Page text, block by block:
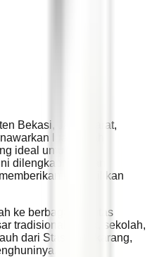
Bekasi, Jawa Barat,
luas tanah
ideal untuk
dilengkapi dengan
kepemilikan
ke berbagai fasilitas
tradisional, klinik, sekolah,
dari Stasiun Cikarang,